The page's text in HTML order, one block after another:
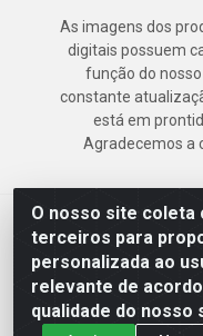
O nosso site coleta
terceiros para
personalizada ao
relevante de
qualidade do nosso
As imagens dos
digitais possuem
função do
constante
está em
Agradecemos a
Deskontão Atacado - Av.
Imbiribeira - Recife/PE -